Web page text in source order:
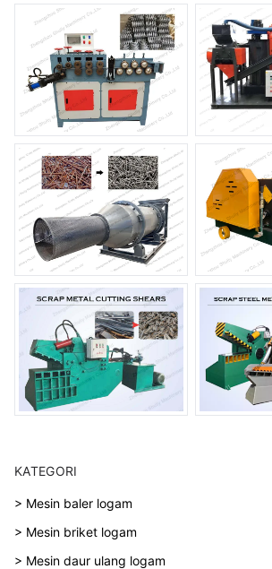
KATEGORI
> Mesin baler logam
> Mesin briket logam
> Mesin daur ulang logam